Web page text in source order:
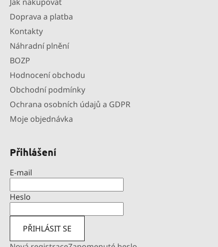
Doprava a platba
Kontakty
Náhradní plnění
BOZP
Hodnocení obchodu
Obchodní podmínky
Ochrana osobních údajů a GDPR
Moje objednávka
Přihlášení
E-mail
Heslo
PŘIHLÁSIT SE